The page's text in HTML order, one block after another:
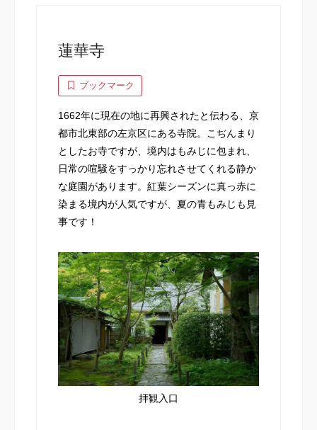
蓮華寺
ブックマーク
1662年に現在の地に再興されたと伝わる、京
都市北東部の左京区にある寺院。こぢんまり
としたお寺ですが、境内はもみじに包まれ、
日常の喧騒をすっかり忘れさせてくれる静か
な庭園があります。紅葉シーズンに真っ赤に
染まる境内が人気ですが、夏の青もみじも見
事です！
拝観入口